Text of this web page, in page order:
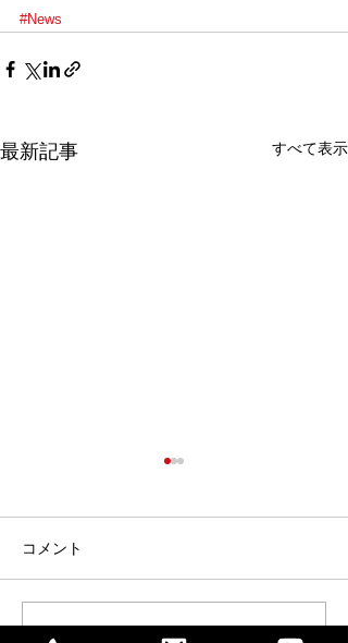
#News
最新記事 すべて表示
【“コワーキングウィー
コメント